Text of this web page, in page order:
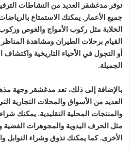
توفر مدغشقر العديد من النشاطات
جميع الأعمار. يمكنك الاستمتاع
الخلابة مثل ركوب الأمواج والغوص
القيام برحلات الطيران ومشاهدة المناظر
أو التجول في الأحياء التاريخية واكتشاف
الجميلة.
بالإضافة إلى ذلك، تعد مدغشقر وجهة
العديد من الأسواق والمحلات التجارية
والمنتجات المحلية التقليدية. يمكنك شراء
مثل الحرف اليدوية والمجوهرات
الأخرى. كما يمكنك تذوق وشراء التوابل